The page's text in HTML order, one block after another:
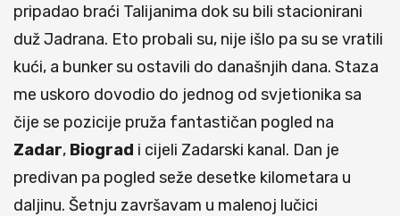
pripadao braći Talijanima dok su bili stacionirani
duž Jadrana. Eto probali su, nije išlo pa su se vratili
kući, a bunker su ostavili do današnjih dana. Staza
me uskoro dovodio do jednog od svjetionika sa
čije se pozicije pruža fantastičan pogled na
Zadar, Biograd i cijeli Zadarski kanal. Dan je
predivan pa pogled seže desetke kilometara u
daljinu. Šetnju završavam u malenoj lučici